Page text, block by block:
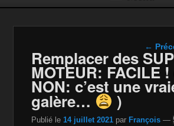
←
Remplacer des
MOTEUR: FACILE
NON: c’est une
galère… )
Publié le 14 juillet 2021 par François —